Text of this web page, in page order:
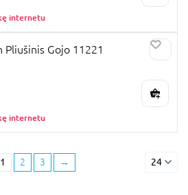
internetu
Pliušinis Gojo 11221
internetu
1 2 3 → 24